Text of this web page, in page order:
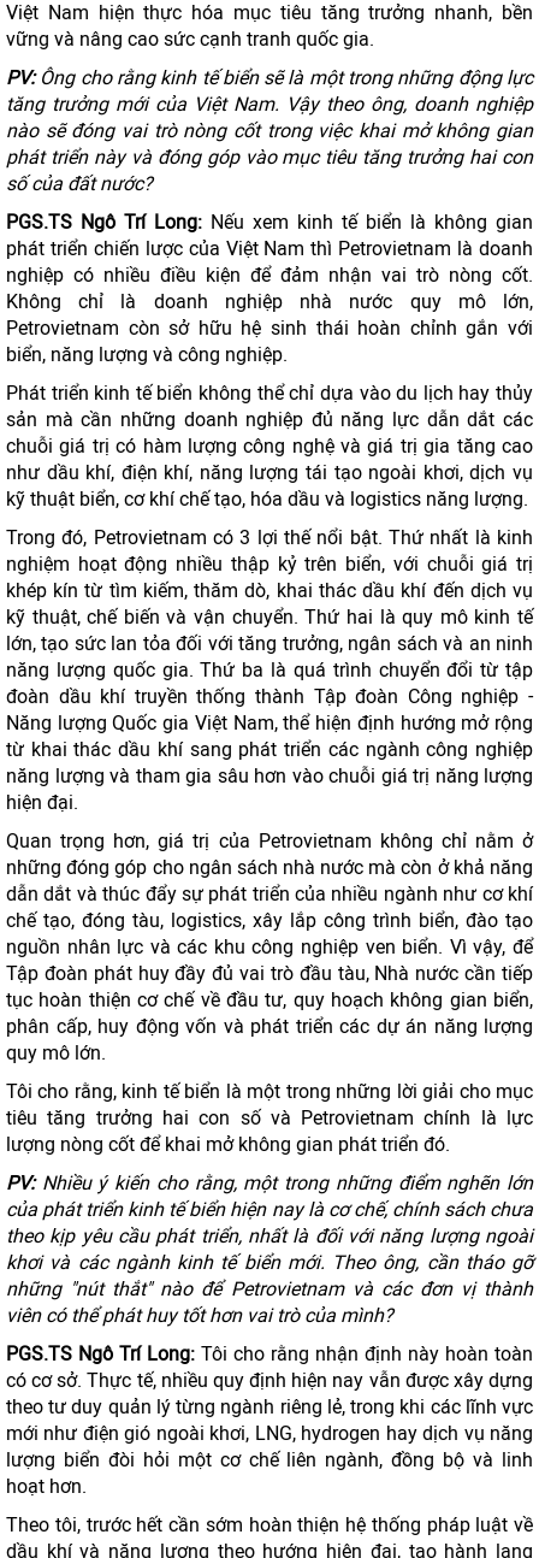
Việt Nam hiện thực hóa mục tiêu tăng trưởng nhanh, bền
vững và nâng cao sức cạnh tranh quốc gia.
PV:Ông cho rằng kinh tế biển sẽ là một trong những động lực
tăng trưởng mới của Việt Nam. Vậy theo ông, doanh nghiệp
nào sẽ đóng vai trò nòng cốt trong việc khai mở không gian
phát triển này và đóng góp vào mục tiêu tăng trưởng hai con
số của đất nước?
PGS.TS Ngô Trí Long: Nếu xem kinh tế biển là không gian
phát triển chiến lược của Việt Nam thì Petrovietnam là doanh
nghiệp có nhiều điều kiện để đảm nhận vai trò nòng cốt.
Không chỉ là doanh nghiệp nhà nước quy mô lớn,
Petrovietnam còn sở hữu hệ sinh thái hoàn chỉnh gắn với
biển, năng lượng và công nghiệp.
Phát triển kinh tế biển không thể chỉ dựa vào du lịch hay thủy
sản mà cần những doanh nghiệp đủ năng lực dẫn dắt các
chuỗi giá trị có hàm lượng công nghệ và giá trị gia tăng cao
như dầu khí, điện khí, năng lượng tái tạo ngoài khơi, dịch vụ
kỹ thuật biển, cơ khí chế tạo, hóa dầu và logistics năng lượng.
Trong đó, Petrovietnam có 3 lợi thế nổi bật. Thứ nhất là kinh
nghiệm hoạt động nhiều thập kỷ trên biển, với chuỗi giá trị
khép kín từ tìm kiếm, thăm dò, khai thác dầu khí đến dịch vụ
kỹ thuật, chế biến và vận chuyển. Thứ hai là quy mô kinh tế
lớn, tạo sức lan tỏa đối với tăng trưởng, ngân sách và an ninh
năng lượng quốc gia. Thứ ba là quá trình chuyển đổi từ tập
đoàn dầu khí truyền thống thành Tập đoàn Công nghiệp -
Năng lượng Quốc gia Việt Nam, thể hiện định hướng mở rộng
từ khai thác dầu khí sang phát triển các ngành công nghiệp
năng lượng và tham gia sâu hơn vào chuỗi giá trị năng lượng
hiện đại.
Quan trọng hơn, giá trị của Petrovietnam không chỉ nằm ở
những đóng góp cho ngân sách nhà nước mà còn ở khả năng
dẫn dắt và thúc đẩy sự phát triển của nhiều ngành như cơ khí
chế tạo, đóng tàu, logistics, xây lắp công trình biển, đào tạo
nguồn nhân lực và các khu công nghiệp ven biển. Vì vậy, để
Tập đoàn phát huy đầy đủ vai trò đầu tàu, Nhà nước cần tiếp
tục hoàn thiện cơ chế về đầu tư, quy hoạch không gian biển,
phân cấp, huy động vốn và phát triển các dự án năng lượng
quy mô lớn.
Tôi cho rằng, kinh tế biển là một trong những lời giải cho mục
tiêu tăng trưởng hai con số và Petrovietnam chính là lực
lượng nòng cốt để khai mở không gian phát triển đó.
PV:Nhiều ý kiến cho rằng, một trong những điểm nghẽn lớn
của phát triển kinh tế biển hiện nay là cơ chế, chính sách chưa
theo kịp yêu cầu phát triển, nhất là đối với năng lượng ngoài
khơi và các ngành kinh tế biển mới. Theo ông, cần tháo gỡ
những "nút thắt" nào để Petrovietnam và các đơn vị thành
viên có thể phát huy tốt hơn vai trò của mình?
PGS.TS Ngô Trí Long: Tôi cho rằng nhận định này hoàn toàn
có cơ sở. Thực tế, nhiều quy định hiện nay vẫn được xây dựng
theo tư duy quản lý từng ngành riêng lẻ, trong khi các lĩnh vực
mới như điện gió ngoài khơi, LNG, hydrogen hay dịch vụ năng
lượng biển đòi hỏi một cơ chế liên ngành, đồng bộ và linh
hoạt hơn.
Theo tôi, trước hết cần sớm hoàn thiện hệ thống pháp luật về
dầu khí và năng lượng theo hướng hiện đại, tạo hành lang